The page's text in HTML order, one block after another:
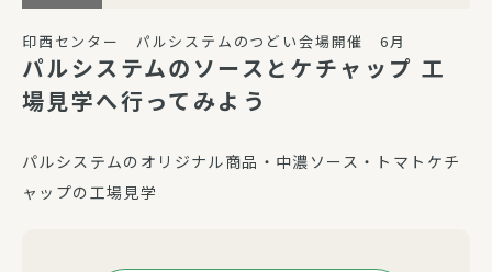
印西センター パルシステムのつどい会場開催 6月
パルシステムのソースとケチャップ 工
場見学へ行ってみよう
パルシステムのオリジナル商品・中濃ソース・トマトケチ
ャップの工場見学